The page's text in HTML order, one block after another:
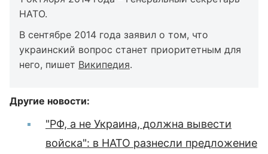
НАТО.
В сентябре 2014 года заявил о том, что
украинский вопрос станет приоритетным для
него, пишет Википедия.
Другие новости:
"РФ, а не Украина, должна вывести
войска": в НАТО разнесли предложение